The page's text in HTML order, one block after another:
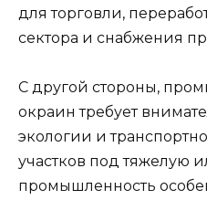
для торговли,
сектора и снабжения
С другой стороны,
окраин требует
экологии и
участков под тяжелую
промышленность